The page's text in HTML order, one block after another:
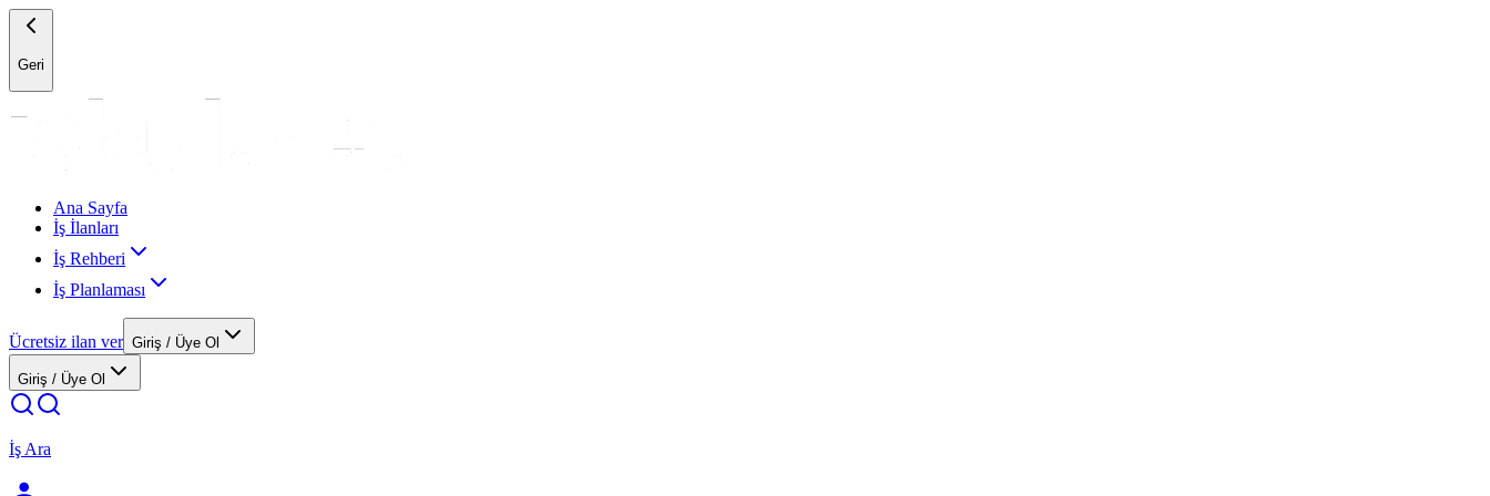
Geri
Ana Sayfa
İş İlanları
İş Rehberi
İş Planlaması
Ücretsiz ilan ver Giriş / Üye Ol
Giriş / Üye Ol
İş Ara